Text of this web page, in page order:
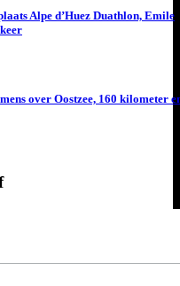
Alpe d’Huez Duathlon, Emile
over Oostzee, 160 kilometer